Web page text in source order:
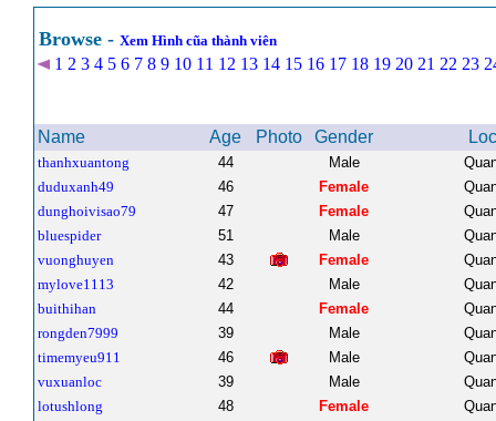
Browse - Xem Hình cũa thành viên
1 2 3 4 5 6 7 8 9 10 11 12 13 14 15 16 17 18 19 20 21 22 23
Name Age Photo Gender
thanhxuantong 44 Male
duduxanh49
46 Female
dunghoivisao79
47 Female
bluespider
51 Male
vuonghuyen
43 Female
mylove1113
42 Male
buithihan
44 Female
rongden7999
39 Male
timemyeu911
46 Male
vuxuanloc
39 Male
lotushlong
48 Female